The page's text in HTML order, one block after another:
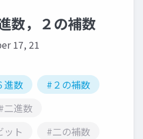
数，２の補数
17, 21
進数
#２の補数
二進数
ット #二の補数